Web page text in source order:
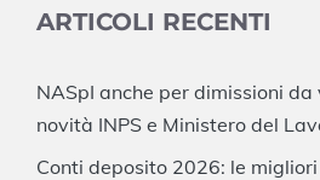
ARTICOLI RECENTI
NASpI anche per dimissioni da
novità INPS e Ministero del
Conti deposito 2026: le